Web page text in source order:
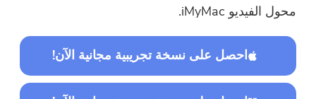
محول الفيديو iMyMac.
احصل على نسخة تجريبية مجانية الآن!